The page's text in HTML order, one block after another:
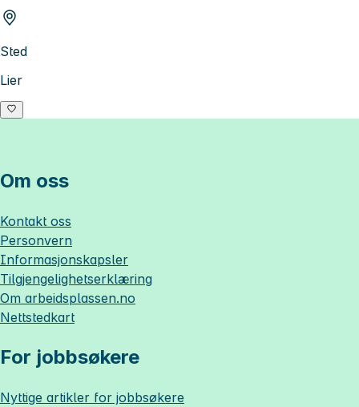
Sted
Lier
Om oss
Kontakt oss
Personvern
Informasjonskapsler
Tilgjengelighetserklæring
Om arbeidsplassen.no
Nettstedkart
For jobbsøkere
Nyttige artikler for jobbsøkere